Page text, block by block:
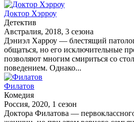
Доктор Хэрроу
Детектив
Австралия, 2018, 3 сезона
Дэниэл Харроу — блестящий
общаться, но его исключительные
позволяют многим смириться со
поведением. Однако...
Филатов
Комедия
Россия, 2020, 1 сезон
Доктора Филатова —